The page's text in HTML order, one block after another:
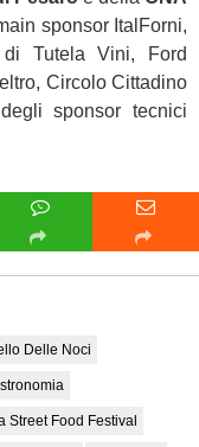
sponsor ItalForni,
Tutela Vini, Ford
Circolo Cittadino
sponsor tecnici
Delle Noci
Street Food Festival